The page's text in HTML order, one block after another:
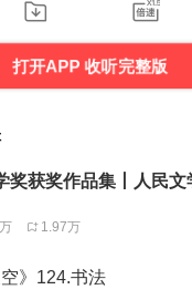
打开APP 收听完整版
奖获奖作品集丨人民文
1.97万
》124.书法